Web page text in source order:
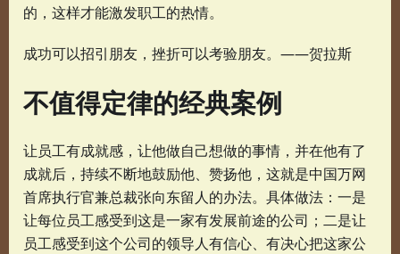
的，这样才能激发职工的热情。
成功可以招引朋友，挫折可以考验朋友。——贺拉斯
不值得定律的经典案例
让员工有成就感，让他做自己想做的事情，并在他有了
成就后，持续不断地鼓励他、赞扬他，这就是中国万网
首席执行官兼总裁张向东留人的办法。具体做法：一是
让每位员工感受到这是一家有发展前途的公司；二是让
员工感受到这个公司的领导人有信心、有决心把这家公